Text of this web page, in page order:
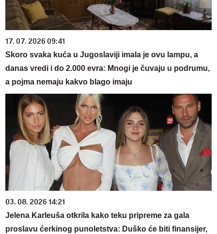
17. 07. 2026 09:41
Skoro svaka kuća u Jugoslaviji imala je ovu lampu, a
danas vredi i do 2.000 evra: Mnogi je čuvaju u podrumu,
a pojma nemaju kakvo blago imaju
03. 08. 2026 14:21
Jelena Karleuša otkrila kako teku pripreme za gala
proslavu ćerkinog punoletstva: Duško će biti finansijer,